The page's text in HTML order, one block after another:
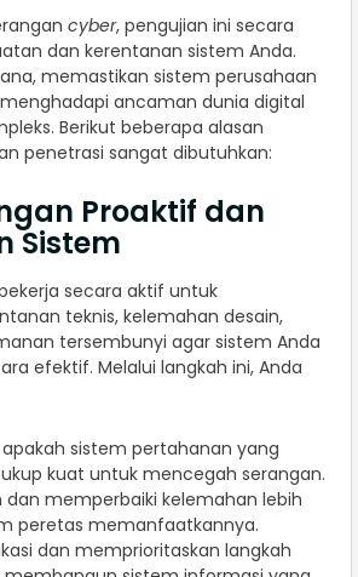
cyber, pengujian ini secara
dan kerentanan sistem Anda.
memastikan sistem perusahaan
ancaman dunia digital
Berikut beberapa alasan
penetrasi sangat dibutuhkan:
Proaktif dan
Sistem
secara aktif untuk
teknis, kelemahan desain,
tersembunyi agar sistem Anda
efektif. Melalui langkah ini, Anda
sistem pertahanan yang
kuat untuk mencegah serangan.
dan memperbaiki kelemahan lebih
peretas memanfaatkannya.
dan memprioritaskan langkah